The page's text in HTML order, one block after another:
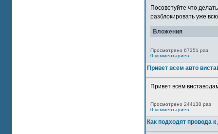
Посоветуйте что
разблокировать уже
Вложения
Просмотрено 67351 раз
0 комментариев
Привет всем авто
Привет всем
Просмотрено 244130 раз
0 комментариев
Как подходят провода